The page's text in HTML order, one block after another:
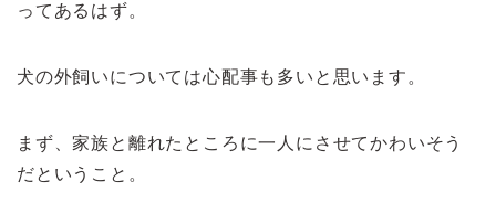
ってあるはず。
犬の外飼いについては心配事も多いと思います。
まず、家族と離れたところに一人にさせてかわいそう
だということ。